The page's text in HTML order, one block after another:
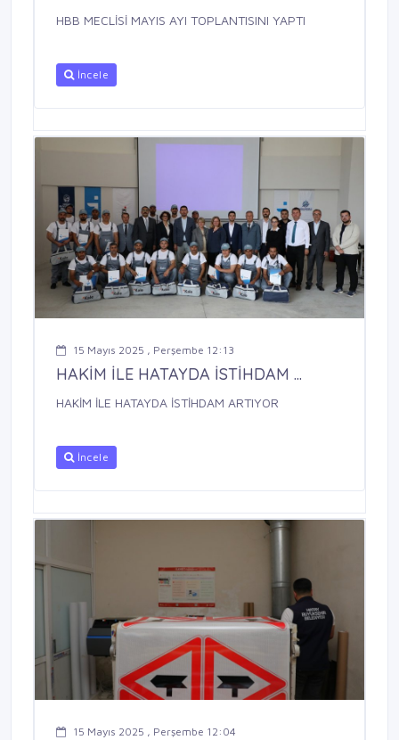
HBB MECLİSİ MAYIS AYI TOPLANTISINI YAPTI
İncele
15 Mayıs 2025 , Perşembe 12:13
HAKİM İLE HATAYDA İSTİHDAM ...
HAKİM İLE HATAYDA İSTİHDAM ARTIYOR
İncele
15 Mayıs 2025 , Perşembe 12:04